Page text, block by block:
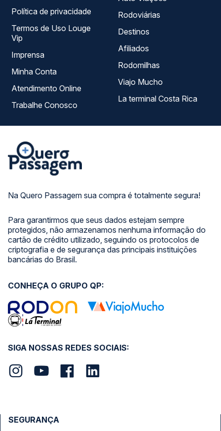
Na Quero Passagem sua compra é totalmente segura!
Para garantirmos que seus dados estejam sempre
protegidos, não armazenamos nenhuma informação do
cartão de crédito utilizado, seguindo os protocolos de
criptografia e de segurança das principais instituições
bancárias do Brasil.
Política de privacidade
Termos de Uso Louge
Vip
Imprensa
Minha Conta
Atendimento Online
Trabalhe Conosco
Rodoviárias
Destinos
Afiliados
Rodomilhas
Viajo Mucho
La terminal Costa Rica
SIGA NOSSAS REDES SOCIAIS:
CONHEÇA O GRUPO QP:
SEGURANÇA